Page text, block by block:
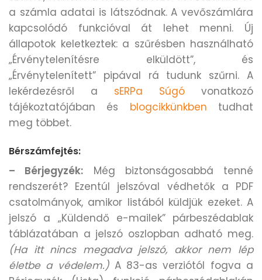
a számla adatai is látszódnak. A vevőszámlára
kapcsolódó funkcióval át lehet menni. Új
állapotok keletkeztek: a szűrésben használható
„Érvénytelenítésre elküldött”, és
„Érvénytelenített” pipával rá tudunk szűrni. A
lekérdezésről a sERPa Súgó vonatkozó
tájékoztatójában és blogcikkünkben tudhat
meg többet.
Bérszámfejtés:
– Bérjegyzék: Még biztonságosabbá tenné
rendszerét? Ezentúl jelszóval védhetők a PDF
csatolmányok, amikor listából küldjük ezeket. A
jelszó a „Küldendő e-mailek” párbeszédablak
táblázatában a jelszó oszlopban adható meg.
(Ha itt nincs megadva jelszó, akkor nem lép
életbe a védelem.)A 83-as verziótól fogva a